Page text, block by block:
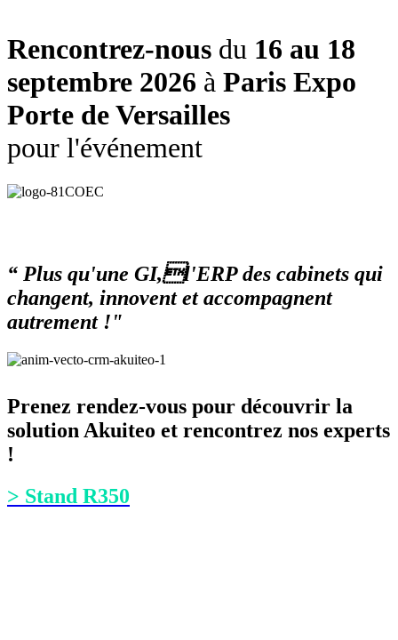
Rencontrez-nous du 16 au 18
septembre 2026 à Paris Expo
Porte de Versailles
pour l'événement
“ Plus qu'une GI,l'ERP des cabinets qui
changent, innovent et accompagnent
autrement !"
Prenez rendez-vous pour découvrir la
solution Akuiteo et rencontrez nos experts
!
> Stand R350